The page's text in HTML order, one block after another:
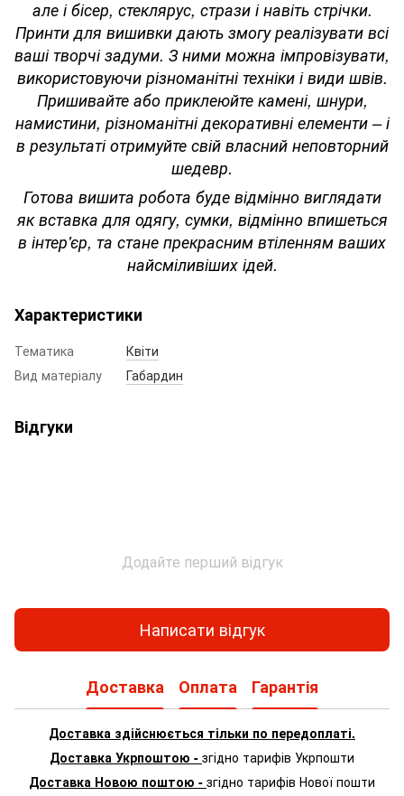
але і бісер, стеклярус, стрази і навіть стрічки.
Принти для вишивки дають змогу реалізувати всі
ваші творчі задуми. З ними можна імпровізувати,
використовуючи різноманітні техніки і види швів.
Пришивайте або приклеюйте камені, шнури,
намистини, різноманітні декоративні елементи – і
в результаті отримуйте свій власний неповторний
шедевр.
Готова вишита робота буде відмінно виглядати
як вставка для одягу, сумки, відмінно впишеться
в інтер'єр, та стане прекрасним втіленням ваших
найсміливіших ідей.
Характеристики
Тематика
Квіти
Вид матеріалу
Габардин
Відгуки
Додайте перший відгук
Написати відгук
Доставка Оплата Гарантія
Доставка здійснюється тільки по передоплаті.
Доставка Укрпоштою - згідно тарифів Укрпошти
Доставка Новою поштою - згідно тарифів Нової пошти